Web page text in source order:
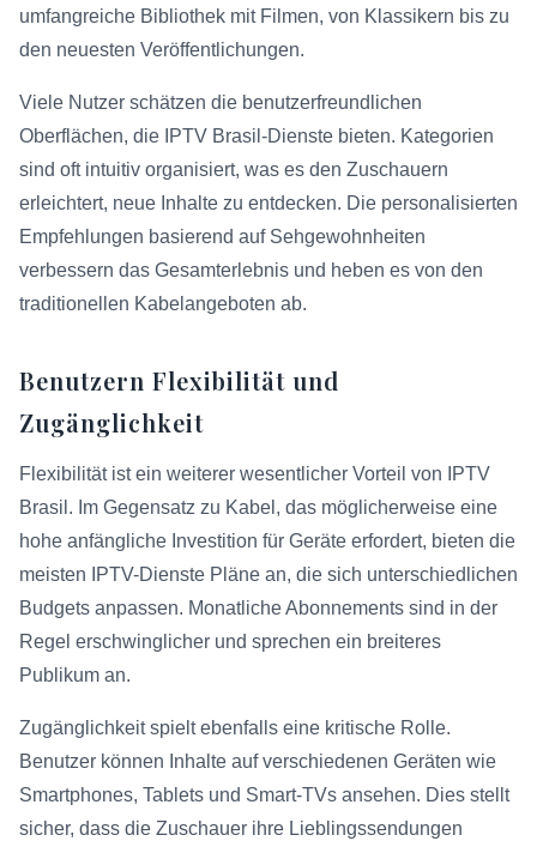
umfangreiche Bibliothek mit Filmen, von Klassikern bis zu
den neuesten Veröffentlichungen.
Viele Nutzer schätzen die benutzerfreundlichen
Oberflächen, die IPTV Brasil-Dienste bieten. Kategorien
sind oft intuitiv organisiert, was es den Zuschauern
erleichtert, neue Inhalte zu entdecken. Die personalisierten
Empfehlungen basierend auf Sehgewohnheiten
verbessern das Gesamterlebnis und heben es von den
traditionellen Kabelangeboten ab.
Benutzern Flexibilität und
Zugänglichkeit
Flexibilität ist ein weiterer wesentlicher Vorteil von IPTV
Brasil. Im Gegensatz zu Kabel, das möglicherweise eine
hohe anfängliche Investition für Geräte erfordert, bieten die
meisten IPTV-Dienste Pläne an, die sich unterschiedlichen
Budgets anpassen. Monatliche Abonnements sind in der
Regel erschwinglicher und sprechen ein breiteres
Publikum an.
Zugänglichkeit spielt ebenfalls eine kritische Rolle.
Benutzer können Inhalte auf verschiedenen Geräten wie
Smartphones, Tablets und Smart-TVs ansehen. Dies stellt
sicher, dass die Zuschauer ihre Lieblingssendungen